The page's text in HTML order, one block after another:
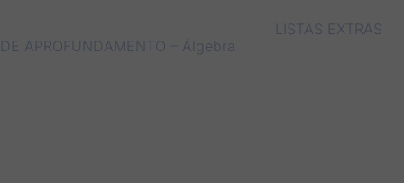
LISTAS EXTRAS
DE APROFUNDAMENTO – Álgebra